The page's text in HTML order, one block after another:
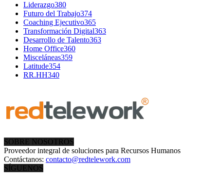
Liderazgo380
Futuro del Trabajo374
Coaching Ejecutivo365
Transformación Digital363
Desarrollo de Talento363
Home Office360
Misceláneas359
Latitude354
RR.HH340
SOBRE NOSOTROS
Proveedor integral de soluciones para Recursos Humanos
Contáctanos: contacto@redtelework.com
SÍGUENOS